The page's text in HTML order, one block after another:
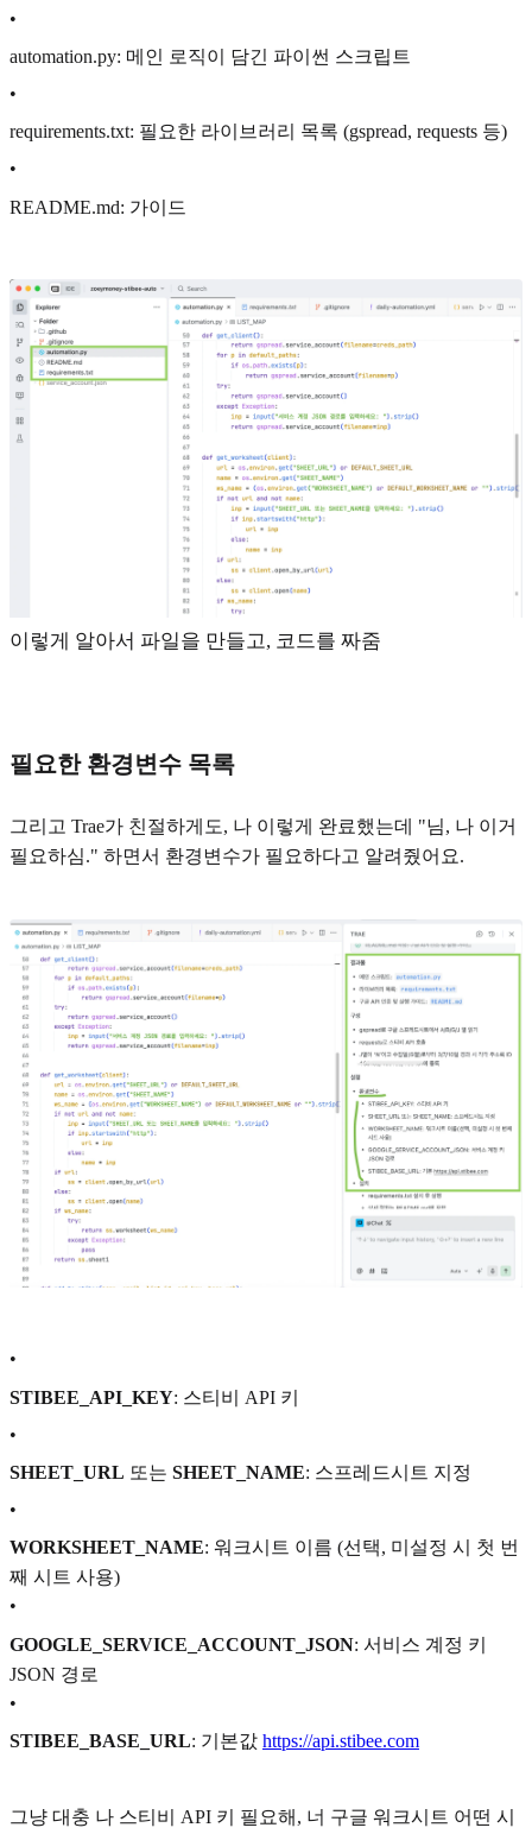
•
automation.py: 메인 로직이 담긴 파이썬 스크립트
•
requirements.txt: 필요한 라이브러리 목록 (gspread, requests 등)
•
README.md: 가이드
이렇게 알아서 파일을 만들고, 코드를 짜줌
필요한 환경변수 목록
그리고 Trae가 친절하게도, 나 이렇게 완료했는데 "님, 나 이거
필요하심." 하면서 환경변수가 필요하다고 알려줬어요.
•
STIBEE_API_KEY: 스티비 API 키
•
SHEET_URL 또는 SHEET_NAME: 스프레드시트 지정
•
WORKSHEET_NAME: 워크시트 이름 (선택, 미설정 시 첫 번
째 시트 사용)
•
GOOGLE_SERVICE_ACCOUNT_JSON: 서비스 계정 키
JSON 경로
•
STIBEE_BASE_URL: 기본값 https://api.stibee.com
그냥 대충 나 스티비 API 키 필요해, 너 구글 워크시트 어떤 시